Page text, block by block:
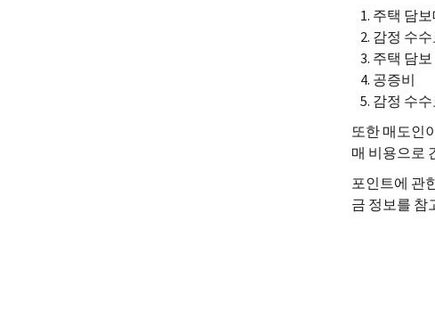
주택 담
감정 수
주택 담
공증비
감정 수
또한 매도인
매 비용으로
포인트에 관
금 정보를 참